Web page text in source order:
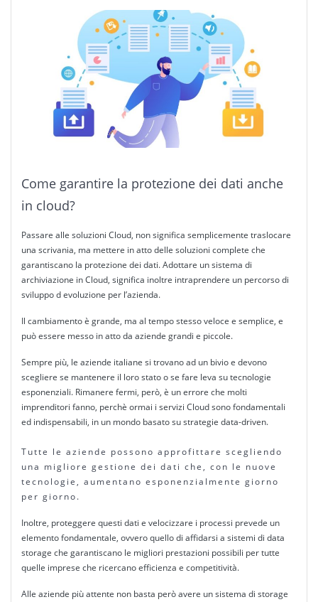
Come garantire la protezione dei dati anche
in cloud?
Passare alle soluzioni Cloud, non significa semplicemente traslocare
una scrivania, ma mettere in atto delle soluzioni complete che
garantiscano la protezione dei dati. Adottare un sistema di
archiviazione in Cloud, significa inoltre intraprendere un percorso di
sviluppo d evoluzione per l’azienda.
Il cambiamento è grande, ma al tempo stesso veloce e semplice, e
può essere messo in atto da aziende grandi e piccole.
Sempre più, le aziende italiane si trovano ad un bivio e devono
scegliere se mantenere il loro stato o se fare leva su tecnologie
esponenziali. Rimanere fermi, però, è un errore che molti
imprenditori fanno, perchè ormai i servizi Cloud sono fondamentali
ed indispensabili, in un mondo basato su strategie data-driven.
Tutte le aziende possono approfittare scegliendo
una migliore gestione dei dati che, con le nuove
tecnologie, aumentano esponenzialmente giorno
per giorno.
Inoltre, proteggere questi dati e velocizzare i processi prevede un
elemento fondamentale, ovvero quello di affidarsi a sistemi di data
storage che garantiscano le migliori prestazioni possibili per tutte
quelle imprese che ricercano efficienza e competitività.
Alle aziende più attente non basta però avere un sistema di storage